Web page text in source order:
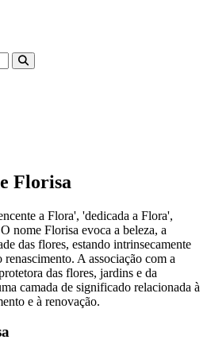
Florisa
a Flora', 'dedicada a Flora',
nome Florisa evoca a beleza, a
das flores, estando intrinsecamente
renascimento. A associação com a
das flores, jardins e da
camada de significado relacionada à
e à renovação.